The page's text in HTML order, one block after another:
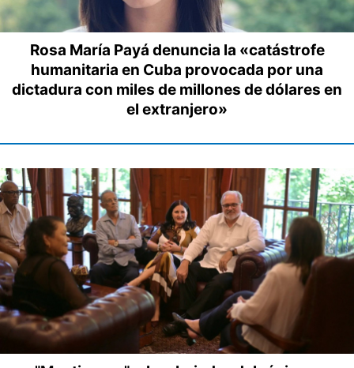
Rosa María Payá denuncia la «catástrofe
humanitaria en Cuba provocada por una
dictadura con miles de millones de dólares en
el extranjero»